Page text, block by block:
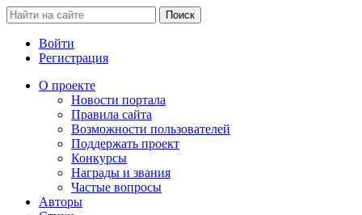
Войти
Регистрация
О проекте
Новости портала
Правила сайта
Возможности пользователей
Поддержать проект
Конкурсы
Награды и звания
Частые вопросы
Авторы